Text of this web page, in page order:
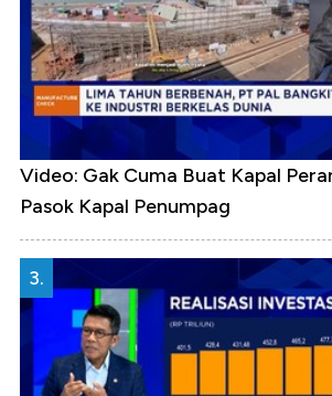
Video: Gak Cuma Buat Kapal
Pasok Kapal Penumpag
3.